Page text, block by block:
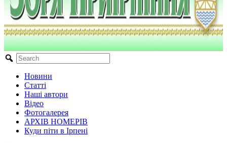
Новини
Статті
Наші автори
Відео
Фотогалерея
АРХІВ НОМЕРІВ
Куди піти в Ірпені